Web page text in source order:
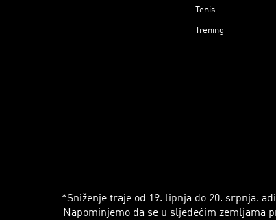
Tenis
Trening
*Sniženje traje od 19. lipnja do 20. srpnja.
Napominjemo da se u sljedećim zemljama